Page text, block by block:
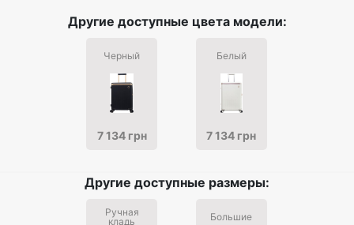
Другие доступные цвета модели:
Черный
7 134 грн
Белый
7 134 грн
Другие доступные размеры:
Ручная
кладь
Большие